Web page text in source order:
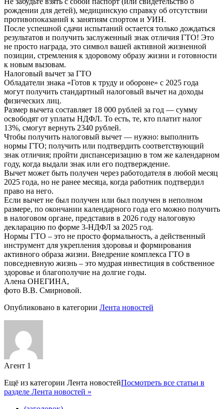
рождении для детей), медицинскую справку об отсутствии
противопоказаний к занятиям спортом и УИН.
После успешной сдачи испытаний остается только дождаться
результатов и получить заслуженный знак отличия ГТО! Это
не просто награда, это символ вашей активной жизненной
позиции, стремления к здоровому образу жизни и готовности
к новым вызовам.
Налоговый вычет за ГТО
Обладатели знака «Готов к труду и обороне» с 2025 года
могут получить стандартный налоговый вычет на доходы
физических лиц.
Размер вычета составляет 18 000 рублей за год — сумму
освободят от уплаты НДФЛ. То есть, те, кто платит налог
13%, смогут вернуть 2340 рублей.
Чтобы получить налоговый вычет — нужно: выполнить
нормы ГТО; получить или подтвердить соответствующий
знак отличия; пройти диспансеризацию в том же календарном
году, когда выдали знак или его подтверждение.
Вычет может быть получен через работодателя в любой месяц
2025 года, но не ранее месяца, когда работник подтвердил
право на него.
Если вычет не был получен или был получен в неполном
размере, по окончании календарного года его можно получить
в налоговом органе, представив в 2026 году налоговую
декларацию по форме 3-НДФЛ за 2025 год.
Нормы ГТО – это не просто формальность, а действенный
инструмент для укрепления здоровья и формирования
активного образа жизни. Внедрение комплекса ГТО в
повседневную жизнь – это мудрая инвестиция в собственное
здоровье и благополучие на долгие годы.
Алена ОНЕГИНА,
фото В.В. Смирновой.
Опубликовано в категории Лента новостей
Агент 1
Ещё из категории Лента новостейПосмотреть все статьи в
разделе Лента новостей »